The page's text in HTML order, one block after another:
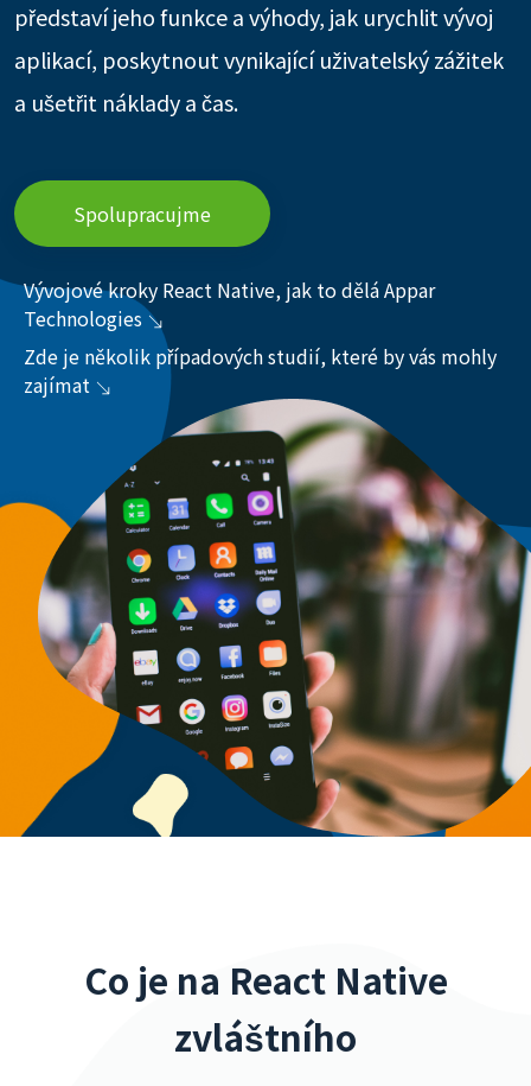
představí jeho funkce a výhody, jak urychlit vývoj
aplikací, poskytnout vynikající uživatelský zážitek
a ušetřit náklady a čas.
Spolupracujme
Vývojové kroky React Native, jak to dělá Appar
Technologies
Zde je několik případových studií, které by vás mohly
zajímat
Co je na React Native
zvláštního